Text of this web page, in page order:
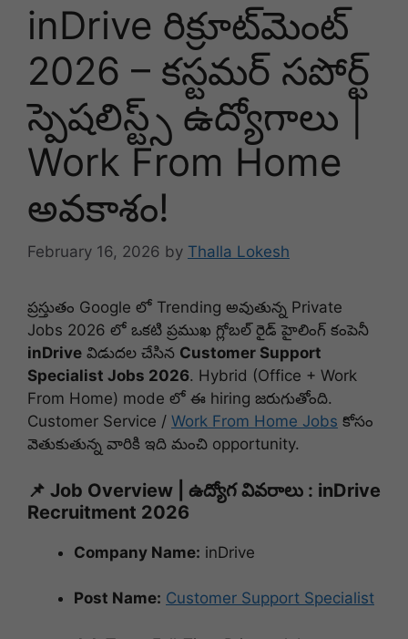
inDrive రిక్రూట్‌మెంట్
2026 – కస్టమర్ సపోర్ట్
స్పెషలిస్ట్స్ ఉద్యోగాలు |
Work From Home
అవకాశం!
February 16, 2026 by Thalla Lokesh
ప్రస్తుతం Google లో Trending అవుతున్న Private
Jobs 2026 లో ఒకటి ప్రముఖ గ్లోబల్ రైడ్ హైలింగ్ కంపెనీ
inDrive విడుదల చేసిన Customer Support
Specialist Jobs 2026. Hybrid (Office + Work
From Home) mode లో ఈ hiring జరుగుతోంది.
Customer Service / Work From Home Jobs కోసం
వెతుకుతున్న వారికి ఇది మంచి opportunity.
📌 Job Overview | ఉద్యోగ వివరాలు : inDrive
Recruitment 2026
Company Name: inDrive
Post Name: Customer Support Specialist